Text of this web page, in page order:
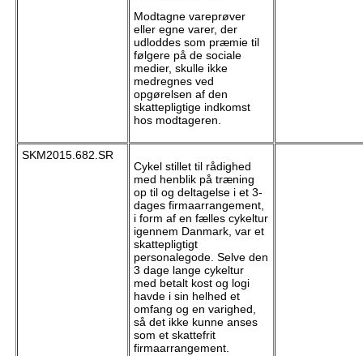
Modtagne vareprøver
eller egne varer, der
udloddes som præmie til
følgere på de sociale
medier, skulle ikke
medregnes ved
opgørelsen af den
skattepligtige indkomst
hos modtageren.
SKM2015.682.SR
Cykel stillet til rådighed
med henblik på træning
op til og deltagelse i et 3-
dages firmaarrangement,
i form af en fælles cykeltur
igennem Danmark, var et
skattepligtigt
personalegode. Selve den
3 dage lange cykeltur
med betalt kost og logi
havde i sin helhed et
omfang og en varighed,
så det ikke kunne anses
som et skattefrit
firmaarrangement.